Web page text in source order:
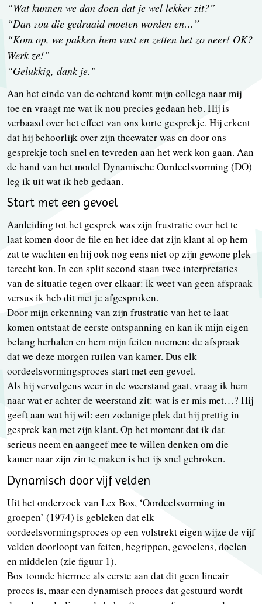
“Wat kunnen we dan doen dat je wel lekker zit?”
“Dan zou die gedraaid moeten worden en…”
“Kom op, we pakken hem vast en zetten het zo neer! OK?
Werk ze!”
“Gelukkig, dank je.”
Aan het einde van de ochtend komt mijn collega naar mij
toe en vraagt me wat ik nou precies gedaan heb. Hij is
verbaasd over het effect van ons korte gesprekje. Hij erkent
dat hij behoorlijk over zijn theewater was en door ons
gesprekje toch snel en tevreden aan het werk kon gaan. Aan
de hand van het model Dynamische Oordeelsvorming (DO)
leg ik uit wat ik heb gedaan.
Start met een gevoel
Aanleiding tot het gesprek was zijn frustratie over het te
laat komen door de file en het idee dat zijn klant al op hem
zat te wachten en hij ook nog eens niet op zijn gewone plek
terecht kon. In een split second staan twee interpretaties
van de situatie tegen over elkaar: ik weet van geen afspraak
versus ik heb dit met je afgesproken.
Door mijn erkenning van zijn frustratie van het te laat
komen ontstaat de eerste ontspanning en kan ik mijn eigen
belang herhalen en hem mijn feiten noemen: de afspraak
dat we deze morgen ruilen van kamer. Dus elk
oordeelsvormingsproces start met een gevoel.
Als hij vervolgens weer in de weerstand gaat, vraag ik hem
naar wat er achter de weerstand zit: wat is er mis met…? Hij
geeft aan wat hij wil: een zodanige plek dat hij prettig in
gesprek kan met zijn klant. Op het moment dat ik dat
serieus neem en aangeef mee te willen denken om die
kamer naar zijn zin te maken is het ijs snel gebroken.
Dynamisch door vijf velden
Uit het onderzoek van Lex Bos, ‘Oordeelsvorming in
groepen’ (1974) is gebleken dat elk
oordeelsvormingsproces op een volstrekt eigen wijze de vijf
velden doorloopt van feiten, begrippen, gevoelens, doelen
en middelen (zie figuur 1).
Bos toonde hiermee als eerste aan dat dit geen lineair
proces is, maar een dynamisch proces dat gestuurd wordt